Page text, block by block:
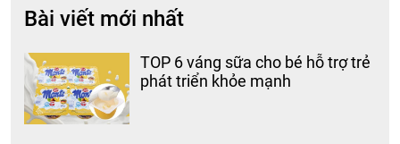
Bài viết mới nhất
TOP 6 váng sữa cho bé hỗ trợ trẻ
phát triển khỏe mạnh